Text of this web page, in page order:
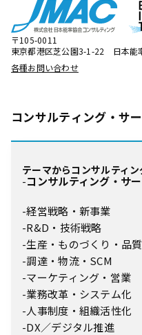
〒105-0011
東京都港区芝公園3-1-22 日本能
各種お問い合わせ
コンサルティング・ サ
テーマからコンサルティ
コンサルティング・サ
経営戦略・新事業
R&D・技術戦略
生産・ものづくり・品質
調達・物流・SCM
マーケティング・営業
業務改革・システム化
人事制度・組織活性化
DX／デジタル推進